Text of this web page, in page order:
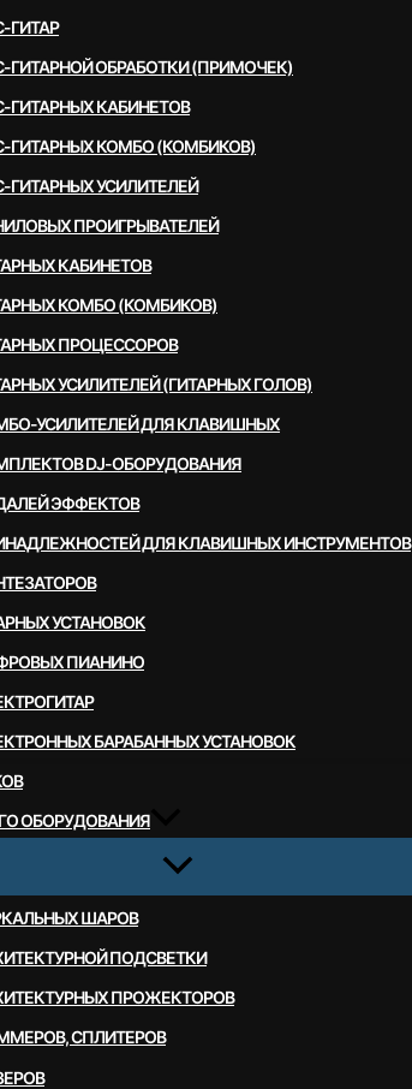
ГИТАР
ГИТАРНОЙ ОБРАБОТКИ (ПРИМОЧЕК)
ГИТАРНЫХ КАБИНЕТОВ
ГИТАРНЫХ КОМБО (КОМБИКОВ)
ГИТАРНЫХ УСИЛИТЕЛЕЙ
ПРОИГРЫВАТЕЛЕЙ
КАБИНЕТОВ
КОМБО (КОМБИКОВ)
ПРОЦЕССОРОВ
УСИЛИТЕЛЕЙ (ГИТАРНЫХ ГОЛОВ)
УСИЛИТЕЛЕЙ ДЛЯ КЛАВИШНЫХ
DJ-ОБОРУДОВАНИЯ
ЭФФЕКТОВ
ДЛЯ КЛАВИШНЫХ ИНСТРУМЕНТОВ
УСТАНОВОК
ПИАНИНО
БАРАБАННЫХ УСТАНОВОК
ОБОРУДОВАНИЯ
ШАРОВ
ПОДСВЕТКИ
ПРОЖЕКТОРОВ
СПЛИТЕРОВ